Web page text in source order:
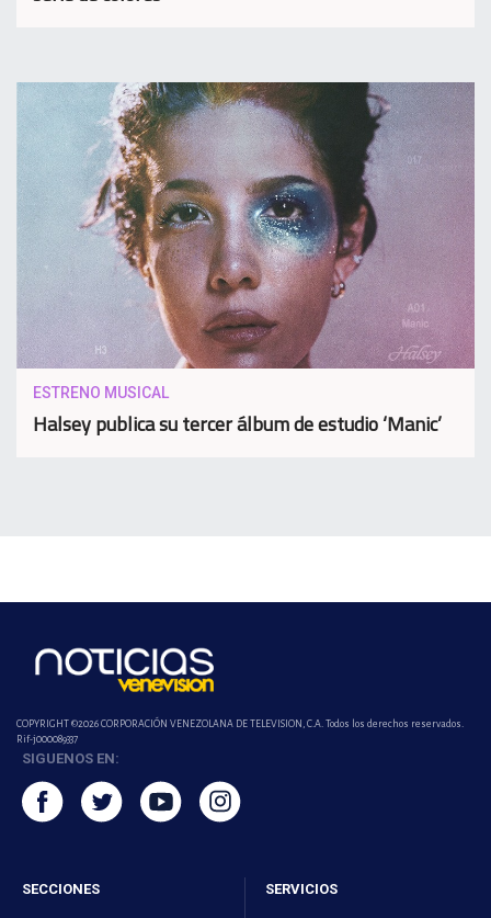
ESTRENO MUSICAL
Halsey publica su tercer álbum de estudio ‘Manic’
COPYRIGHT ©2026 CORPORACIÓN VENEZOLANA DE TELEVISION, C.A. Todos los derechos reservados.
Rif-j000089337
SIGUENOS EN:
SECCIONES SERVICIOS